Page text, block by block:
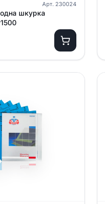
Арт. 230024
шкурка